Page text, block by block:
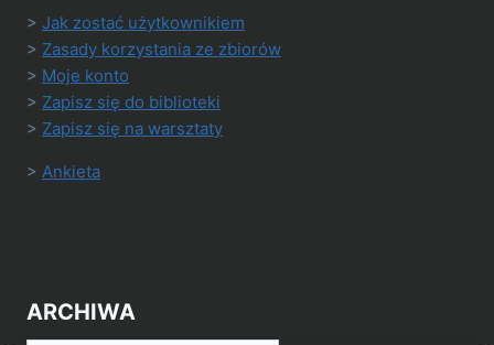
> Jak zostać użytkownikiem
> Zasady korzystania ze zbiorów
> Moje konto
> Zapisz się do biblioteki
> Zapisz się na warsztaty
> Ankieta
ARCHIWA